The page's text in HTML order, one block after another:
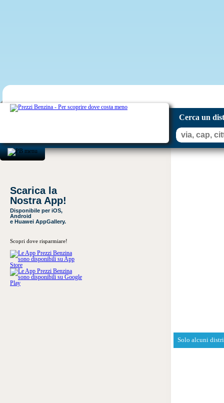
Cerca un
Scarica la
Nostra App!
Disponibile per iOS,
Android
e Huawei AppGallery.
Scopri dove risparmiare!
Solo alcuni